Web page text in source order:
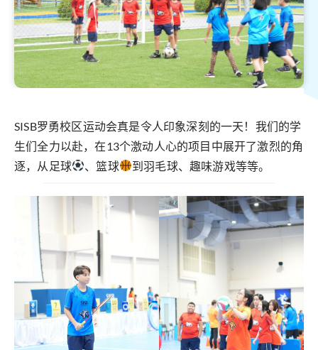
SISB罗勇校区运动会真是令人印象深刻的一天！我们的学
生们全力以赴，在13个激动人心的项目中展开了激烈的角
逐，从足球
、篮球 到羽毛球、趣味游戏等等。